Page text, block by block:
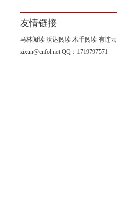
友情链接
马林阅读 沃达阅读 木千阅读 有连云
zixun@cnfol.net QQ：1719797571